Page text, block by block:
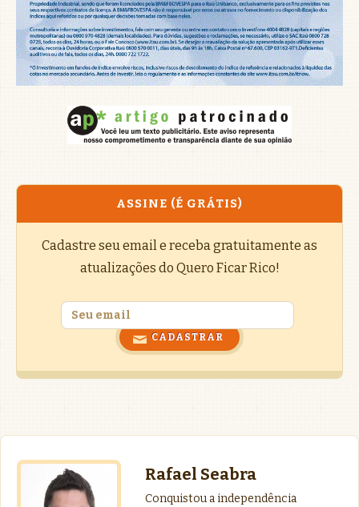
ASSINE (É GRÁTIS)
Cadastre seu email e receba gratuitamente as
atualizações do Quero Ficar Rico!
Rafael Seabra
Conquistou a independência